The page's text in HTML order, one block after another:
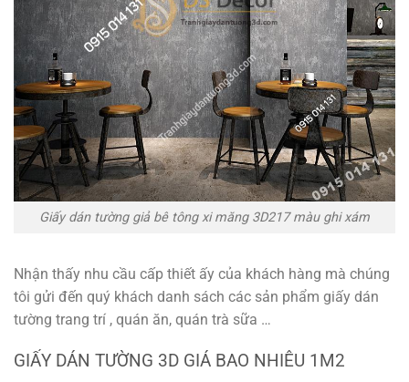
Giấy dán tường giả bê tông xi măng 3D217 màu ghi xám
Nhận thấy nhu cầu cấp thiết ấy của khách hàng mà chúng
tôi gửi đến quý khách danh sách các sản phẩm giấy dán
tường trang trí , quán ăn, quán trà sữa …
GIẤY DÁN TƯỜNG 3D GIÁ BAO NHIÊU 1M2